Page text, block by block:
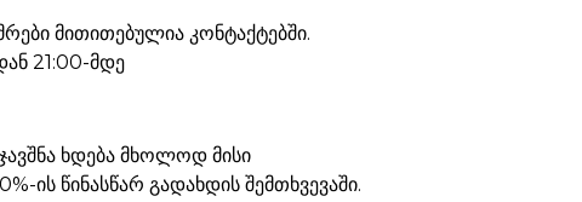
მითითებულია კონტაქტებში.
21:00-მდე
ხდება მხოლოდ მისი
ის წინასწარ გადახდის შემთხვევაში.